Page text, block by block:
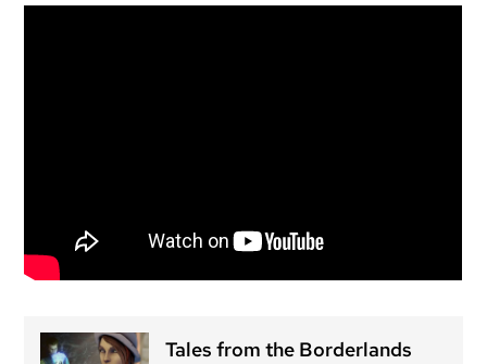
Tales from the Borderlands